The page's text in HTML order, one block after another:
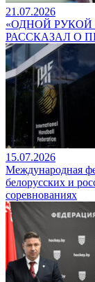
21.07.2026
«ОДНОЙ
РАССКАЗАЛ О
15.07.2026
Международная
белорусских и
соревнованиях